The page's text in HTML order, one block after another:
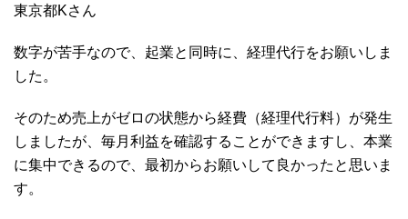
東京都Kさん
数字が苦手なので、起業と同時に、経理代行をお願いしま
した。
そのため売上がゼロの状態から経費（経理代行料）が発生
しましたが、毎月利益を確認することができますし、本業
に集中できるので、最初からお願いして良かったと思いま
す。